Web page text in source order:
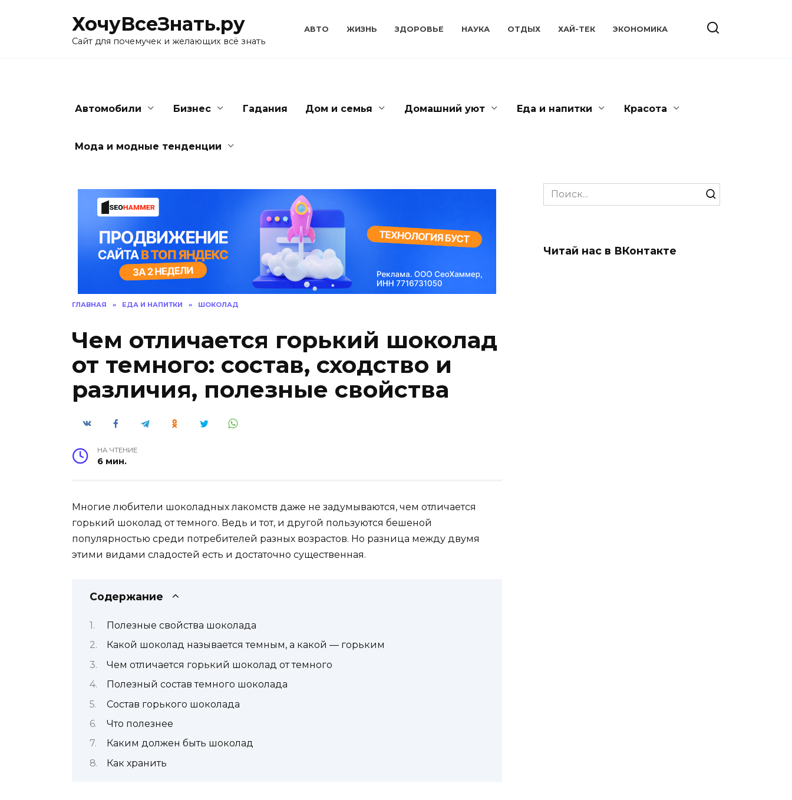
ХочуВсеЗнать.ру
Сайт для почемучек и желающих всё знать
АВТО ЖИЗНЬ ЗДОРОВЬЕ НАУКА ОТДЫХ ХАЙ-ТЕК ЭКОНОМИКА
Автомобили Бизнес Гадания Дом и семья Домашний уют Еда и напитки Красота
Мода и модные тенденции
ГЛАВНАЯ » ЕДА И НАПИТКИ » ШОКОЛАД
Чем отличается горький шоколад
от темного: состав, сходство и
различия, полезные свойства
НА ЧТЕНИЕ
6 мин.
Многие любители шоколадных лакомств даже не задумываются, чем отличается
горький шоколад от темного. Ведь и тот, и другой пользуются бешеной
популярностью среди потребителей разных возрастов. Но разница между двумя
этими видами сладостей есть и достаточно существенная.
Содержание
Полезные свойства шоколада
Какой шоколад называется темным, а какой — горьким
Чем отличается горький шоколад от темного
Полезный состав темного шоколада
Состав горького шоколада
Что полезнее
Каким должен быть шоколад
Как хранить
Search
for:
Читай нас в ВКонтакте